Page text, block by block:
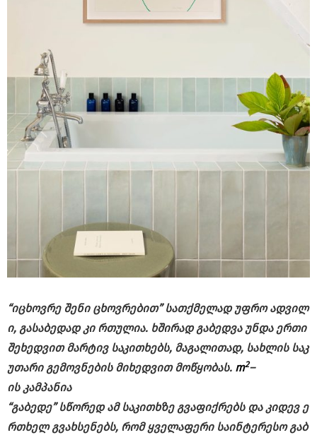
“იცხოვრე შენი ცხოვრებით”სათქმელადუფროადვილ
ი, გასაბედადკი რთულია. ხშირადგაბედვა უნდა ერთი
შეხედვითმარტივ საკითხებს, მაგალითად, სახლის საკ
უთარი გემოვნების მიხედვითმოწყობას. m2–
ისკამპანია
“გაბედე”სწორედამ საკითხზე გვაფიქრებს დაკიდევ ე
რთხელგვახსენებს, რომყველაფერი საინტერესოგაბ